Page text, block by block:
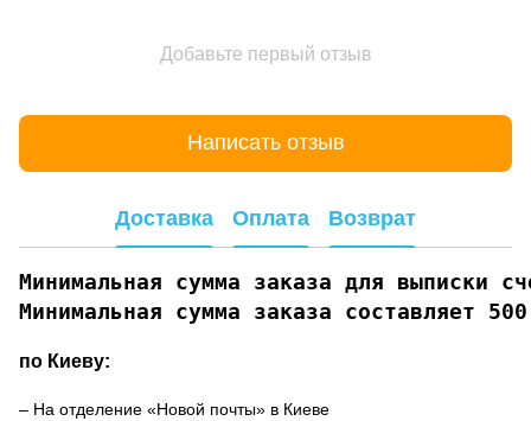
Добавьте первый отзыв
Написать отзыв
Доставка Оплата Возврат
Минимальная сумма заказа для выписки
Минимальная сумма заказа составляет
по Киеву:
– На отделение «Новой почты» в Киеве